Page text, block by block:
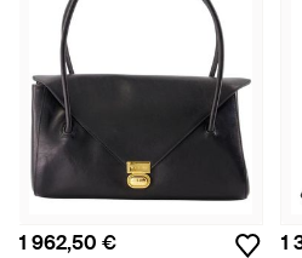
1 962,50 € 1